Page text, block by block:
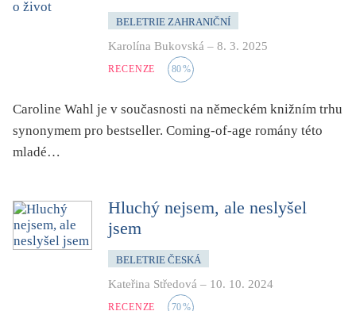
zahraniční kniha o ČR
BELETRIE ZAHRANIČNÍ
Karolína Bukovská – 8. 3. 2025
RECENZE 80%
Caroline Wahl je v současnosti na německém knižním trhu
synonymem pro bestseller. Coming-of-age romány této
mladé…
Hluchý nejsem, ale neslyšel
jsem
BELETRIE ČESKÁ
Kateřina Středová – 10. 10. 2024
RECENZE 70%